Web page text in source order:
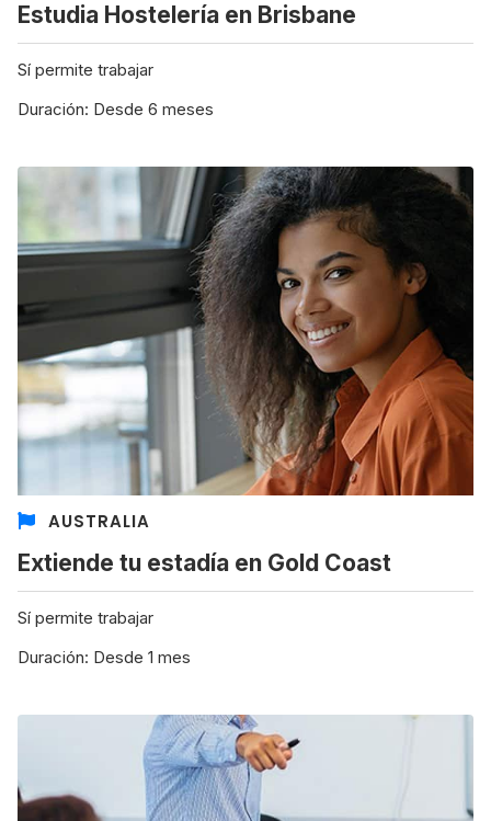
Estudia Hostelería en Brisbane
Sí permite trabajar
Duración: Desde 6 meses
AUSTRALIA
Extiende tu estadía en Gold Coast
Sí permite trabajar
Duración: Desde 1 mes